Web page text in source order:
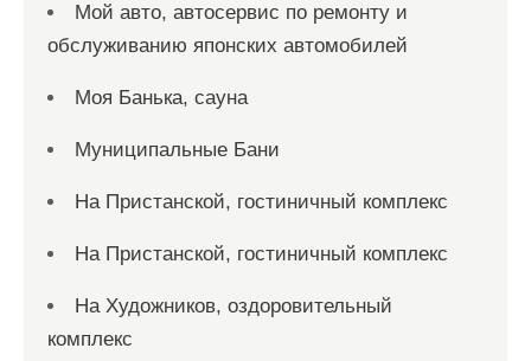
Мой авто, автосервис по ремонту и
обслуживанию японских автомобилей
Моя Банька, сауна
Муниципальные Бани
На Пристанской, гостиничный комплекс
На Пристанской, гостиничный комплекс
На Художников, оздоровительный
комплекс